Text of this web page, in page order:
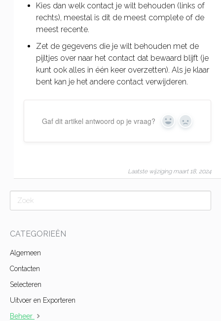
Kies dan welk contact je wilt behouden (links of
rechts), meestal is dit de meest complete of de
meest recente.
Zet de gegevens die je wilt behouden met de
pijltjes over naar het contact dat bewaard blijft (je
kunt ook alles in één keer overzetten). Als je klaar
bent kan je het andere contact verwijderen.
Gaf dit artikel antwoord op je vraag? Yes No
Laatste wijziging maart 18, 2024
CATEGORIEËN
Algemeen
Contacten
Selecteren
Uitvoer en Exporteren
Beheer